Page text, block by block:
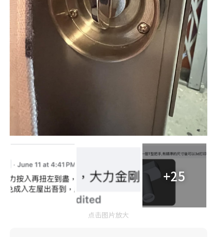
+25
点击图片放大